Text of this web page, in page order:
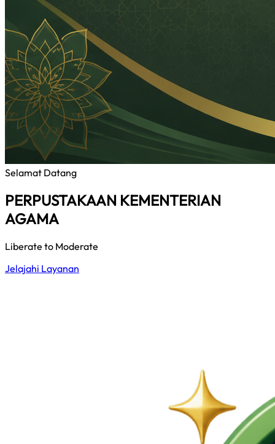
Selamat Datang
PERPUSTAKAAN KEMENTERIAN
AGAMA
Liberate to Moderate
Jelajahi Layanan